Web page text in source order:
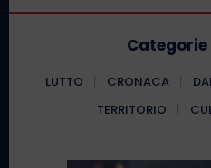
LUTTO CRONACA
TERRITORIO